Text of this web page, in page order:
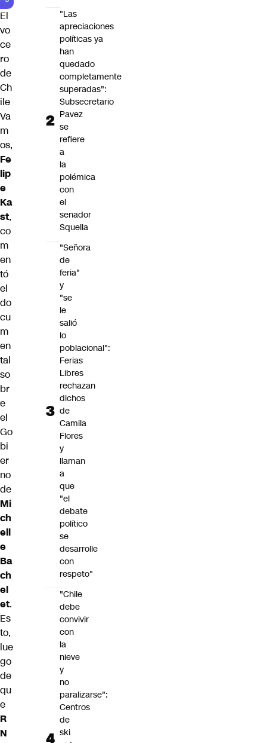
El
vo
ce
ro
de
Ch
ile
Va
m
os,
Fe
lip
e
Ka
st,
co
m
en
tó
el
do
cu
m
en
tal
so
br
e
el
Go
bi
er
no
de
Mi
ch
ell
e
Ba
ch
el
et.
Es
to,
lue
go
de
qu
e
R
N
"Las
apreciaciones
políticas ya
han
quedado
completamente
superadas":
Subsecretario
Pavez
se
refiere
a
la
polémica
con
el
senador
Squella
"Señora
de
feria"
y
"se
le
salió
lo
poblacional":
Ferias
Libres
rechazan
dichos
de
Camila
Flores
y
llaman
a
que
"el
debate
político
se
desarrolle
con
respeto"
"Chile
debe
convivir
con
la
nieve
y
no
paralizarse":
Centros
de
ski